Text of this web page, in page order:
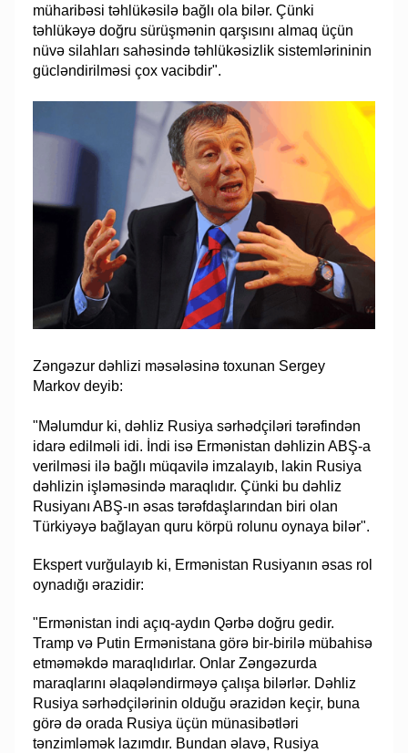
müharibəsi təhlükəsilə bağlı ola bilər. Çünki
təhlükəyə doğru sürüşmənin qarşısını almaq üçün
nüvə silahları sahəsində təhlükəsizlik sistemlərininin
gücləndirilməsi çox vacibdir".
Zəngəzur dəhlizi məsələsinə toxunan Sergey
Markov deyib:
"Məlumdur ki, dəhliz Rusiya sərhədçiləri tərəfindən
idarə edilməli idi. İndi isə Ermənistan dəhlizin ABŞ-a
verilməsi ilə bağlı müqavilə imzalayıb, lakin Rusiya
dəhlizin işləməsində maraqlıdır. Çünki bu dəhliz
Rusiyanı ABŞ-ın əsas tərəfdaşlarından biri olan
Türkiyəyə bağlayan quru körpü rolunu oynaya bilər".
Ekspert vurğulayıb ki, Ermənistan Rusiyanın əsas rol
oynadığı ərazidir:
"Ermənistan indi açıq-aydın Qərbə doğru gedir.
Tramp və Putin Ermənistana görə bir-birilə mübahisə
etməməkdə maraqlıdırlar. Onlar Zəngəzurda
maraqlarını əlaqələndirməyə çalışa bilərlər. Dəhliz
Rusiya sərhədçilərinin olduğu ərazidən keçir, buna
görə də orada Rusiya üçün münasibətləri
tənzimləmək lazımdır. Bundan əlavə, Rusiya